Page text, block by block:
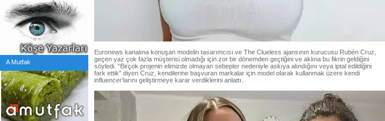
A Mutfak
Euronews kanalına konuşan modelin tasarımcısı ve The Clueless ajansının kurucusu Rubén Cruz,
geçen yaz çok fazla müşterisi olmadığı için zor bir dönemden geçtiğini ve aklına bu fikrin geldiğini
söyledi. “Birçok projenin elimizde olmayan sebepler nedeniyle askıya alındığını veya iptal edildiğini
fark ettik” diyen Cruz, kendilerine başvuran markalar için model olarak kullanmak üzere kendi
influencer’larını geliştirmeye karar verdiklerini anlattı.